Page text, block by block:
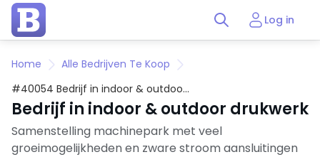
Log in
Home
Alle Bedrijven Te Koop
#40054 Bedrijf in indoor & outdoor
drukwerk
Bedrijf in indoor & outdoor drukwerk
Samenstelling machinepark met veel
groeimogelijkheden en zware stroom aansluitingen